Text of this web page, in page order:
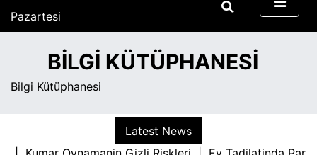
Pazartesi
Ağustos 10, 2026
9:32 amBILGI KÜTÜPHANESI
Bilgi Kütüphanesi
Latest News